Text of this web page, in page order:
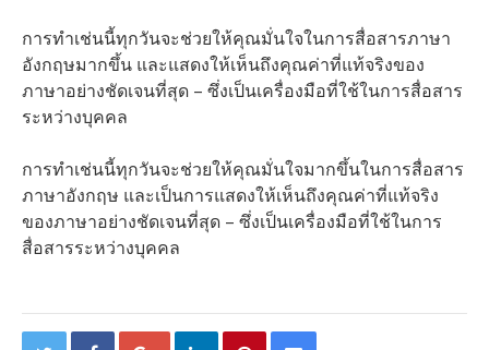
การทำเช่นนี้ทุกวันจะช่วยให้คุณมั่นใจในการสื่อสารภาษา
อังกฤษมากขึ้น และแสดงให้เห็นถึงคุณค่าที่แท้จริงของ
ภาษาอย่างชัดเจนที่สุด – ซึ่งเป็นเครื่องมือที่ใช้ในการสื่อสาร
ระหว่างบุคคล
การทำเช่นนี้ทุกวันจะช่วยให้คุณมั่นใจมากขึ้นในการสื่อสาร
ภาษาอังกฤษ และเป็นการแสดงให้เห็นถึงคุณค่าที่แท้จริง
ของภาษาอย่างชัดเจนที่สุด – ซึ่งเป็นเครื่องมือที่ใช้ในการ
สื่อสารระหว่างบุคคล